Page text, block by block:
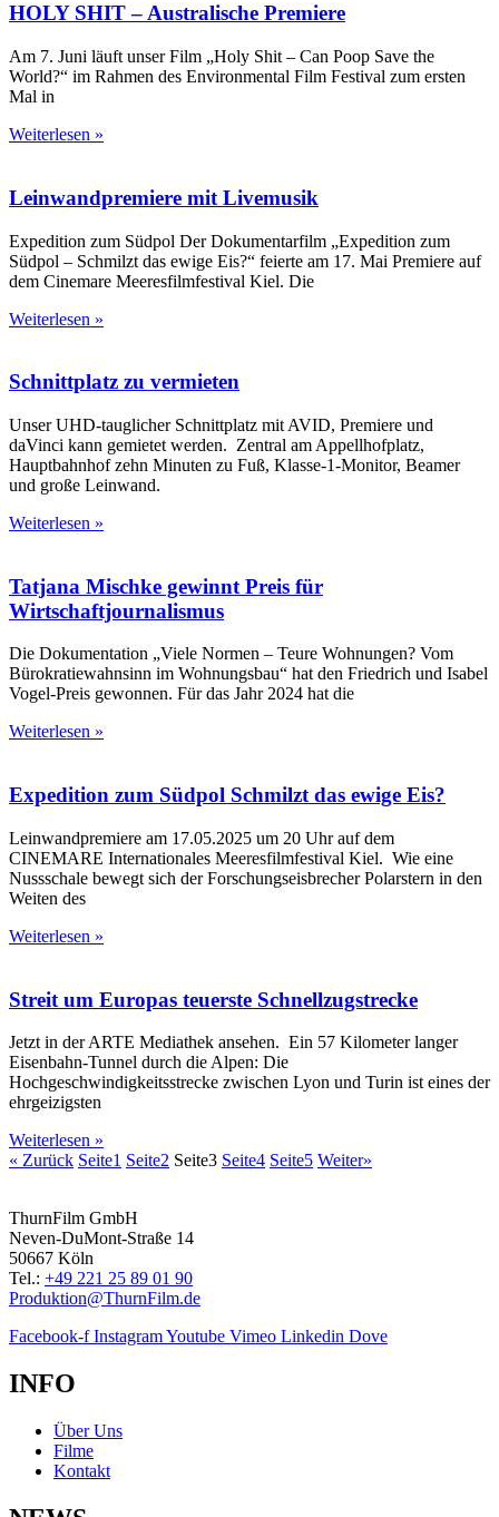
HOLY SHIT – Australische Premiere
Am 7. Juni läuft unser Film „Holy Shit – Can Poop Save the
World?“ im Rahmen des Environmental Film Festival zum ersten
Mal in
Weiterlesen »
Leinwandpremiere mit Livemusik
Expedition zum Südpol Der Dokumentarfilm „Expedition zum
Südpol – Schmilzt das ewige Eis?“ feierte am 17. Mai Premiere auf
dem Cinemare Meeresfilmfestival Kiel. Die
Weiterlesen »
Schnittplatz zu vermieten
Unser UHD-tauglicher Schnittplatz mit AVID, Premiere und
daVinci kann gemietet werden. Zentral am Appellhofplatz,
Hauptbahnhof zehn Minuten zu Fuß, Klasse-1-Monitor, Beamer
und große Leinwand.
Weiterlesen »
Tatjana Mischke gewinnt Preis für
Wirtschaftjournalismus
Die Dokumentation „Viele Normen – Teure Wohnungen? Vom
Bürokratiewahnsinn im Wohnungsbau“ hat den Friedrich und Isabel
Vogel-Preis gewonnen. Für das Jahr 2024 hat die
Weiterlesen »
Expedition zum Südpol Schmilzt das ewige Eis?
Leinwandpremiere am 17.05.2025 um 20 Uhr auf dem
CINEMARE Internationales Meeresfilmfestival Kiel. Wie eine
Nussschale bewegt sich der Forschungseisbrecher Polarstern in den
Weiten des
Weiterlesen »
Streit um Europas teuerste Schnellzugstrecke
Jetzt in der ARTE Mediathek ansehen. Ein 57 Kilometer langer
Eisenbahn-Tunnel durch die Alpen: Die
Hochgeschwindigkeitsstrecke zwischen Lyon und Turin ist eines der
ehrgeizigsten
Weiterlesen »
« Zurück Seite1 Seite2 Seite3 Seite4 Seite5 Weiter»
ThurnFilm GmbH
Neven-DuMont-Straße 14
50667 Köln
Tel.: +49 221 25 89 01 90
Produktion@ThurnFilm.de
Facebook-f InstagramYoutube Vimeo Linkedin Dove
INFO
Über Uns
Filme
Kontakt